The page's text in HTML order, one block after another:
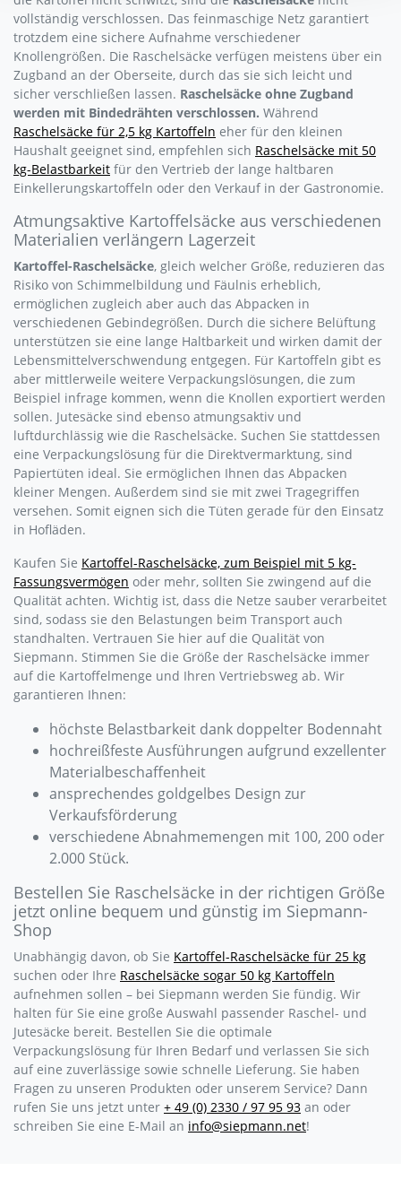
vollständig verschlossen. Das feinmaschige Netz garantiert
trotzdem eine sichere Aufnahme verschiedener
Knollengrößen. Die Raschelsäcke verfügen meistens über ein
Zugband an der Oberseite, durch das sie sich leicht und
sicher verschließen lassen. Raschelsäcke ohne Zugband
werden mit Bindedrähten verschlossen. Während
Raschelsäcke für 2,5 kg Kartoffeln eher für den kleinen
Haushalt geeignet sind, empfehlen sich Raschelsäcke mit 50
kg-Belastbarkeit für den Vertrieb der lange haltbaren
Einkellerungskartoffeln oder den Verkauf in der Gastronomie.
Atmungsaktive Kartoffelsäcke aus verschiedenen
Materialien verlängern Lagerzeit
Kartoffel-Raschelsäcke, gleich welcher Größe, reduzieren das
Risiko von Schimmelbildung und Fäulnis erheblich,
ermöglichen zugleich aber auch das Abpacken in
verschiedenen Gebindegrößen. Durch die sichere Belüftung
unterstützen sie eine lange Haltbarkeit und wirken damit der
Lebensmittelverschwendung entgegen. Für Kartoffeln gibt es
aber mittlerweile weitere Verpackungslösungen, die zum
Beispiel infrage kommen, wenn die Knollen exportiert werden
sollen. Jutesäcke sind ebenso atmungsaktiv und
luftdurchlässig wie die Raschelsäcke. Suchen Sie stattdessen
eine Verpackungslösung für die Direktvermarktung, sind
Papiertüten ideal. Sie ermöglichen Ihnen das Abpacken
kleiner Mengen. Außerdem sind sie mit zwei Tragegriffen
versehen. Somit eignen sich die Tüten gerade für den Einsatz
in Hofläden.
Kaufen Sie Kartoffel-Raschelsäcke, zum Beispiel mit 5 kg-
Fassungsvermögen oder mehr, sollten Sie zwingend auf die
Qualität achten. Wichtig ist, dass die Netze sauber verarbeitet
sind, sodass sie den Belastungen beim Transport auch
standhalten. Vertrauen Sie hier auf die Qualität von
Siepmann. Stimmen Sie die Größe der Raschelsäcke immer
auf die Kartoffelmenge und Ihren Vertriebsweg ab. Wir
garantieren Ihnen:
höchste Belastbarkeit dank doppelter Bodennaht
hochreißfeste Ausführungen aufgrund exzellenter
Materialbeschaffenheit
ansprechendes goldgelbes Design zur
Verkaufsförderung
verschiedene Abnahmemengen mit 100, 200 oder
2.000 Stück.
Bestellen Sie Raschelsäcke in der richtigen Größe
jetzt online bequem und günstig im Siepmann-
Shop
Unabhängig davon, ob Sie Kartoffel-Raschelsäcke für 25 kg
suchen oder Ihre Raschelsäcke sogar 50 kg Kartoffeln
aufnehmen sollen – bei Siepmann werden Sie fündig. Wir
halten für Sie eine große Auswahl passender Raschel- und
Jutesäcke bereit. Bestellen Sie die optimale
Verpackungslösung für Ihren Bedarf und verlassen Sie sich
auf eine zuverlässige sowie schnelle Lieferung. Sie haben
Fragen zu unseren Produkten oder unserem Service? Dann
rufen Sie uns jetzt unter + 49 (0) 2330 / 97 95 93 an oder
schreiben Sie eine E-Mail an info@siepmann.net!